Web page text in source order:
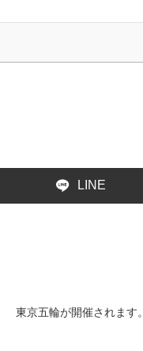
LINE
東京五輪が開催されます。